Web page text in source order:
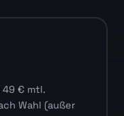
49 € mtl.
Wahl (außer